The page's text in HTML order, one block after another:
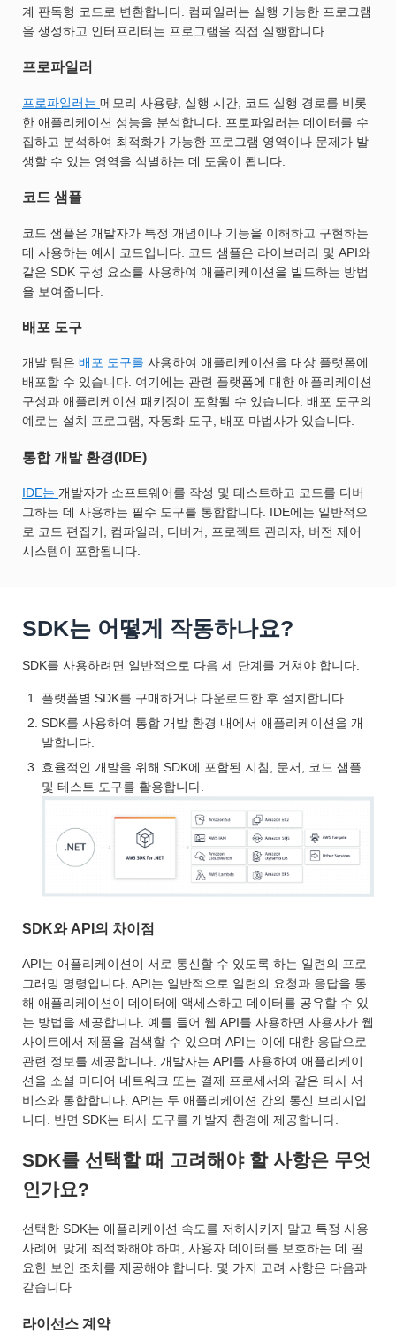
계 판독형 코드로 변환합니다. 컴파일러는 실행 가능한 프로그램
을 생성하고 인터프리터는 프로그램을 직접 실행합니다.
프로파일러
프로파일러는 메모리 사용량, 실행 시간, 코드 실행 경로를 비롯
한 애플리케이션 성능을 분석합니다. 프로파일러는 데이터를 수
집하고 분석하여 최적화가 가능한 프로그램 영역이나 문제가 발
생할 수 있는 영역을 식별하는 데 도움이 됩니다.
코드 샘플
코드 샘플은 개발자가 특정 개념이나 기능을 이해하고 구현하는
데 사용하는 예시 코드입니다. 코드 샘플은 라이브러리 및 API와
같은 SDK 구성 요소를 사용하여 애플리케이션을 빌드하는 방법
을 보여줍니다.
배포 도구
개발 팀은 배포 도구를 사용하여 애플리케이션을 대상 플랫폼에
배포할 수 있습니다. 여기에는 관련 플랫폼에 대한 애플리케이션
구성과 애플리케이션 패키징이 포함될 수 있습니다. 배포 도구의
예로는 설치 프로그램, 자동화 도구, 배포 마법사가 있습니다.
통합 개발 환경(IDE)
IDE는 개발자가 소프트웨어를 작성 및 테스트하고 코드를 디버
그하는 데 사용하는 필수 도구를 통합합니다. IDE에는 일반적으
로 코드 편집기, 컴파일러, 디버거, 프로젝트 관리자, 버전 제어
시스템이 포함됩니다.
SDK는 어떻게 작동하나요?
SDK를 사용하려면 일반적으로 다음 세 단계를 거쳐야 합니다.
플랫폼별 SDK를 구매하거나 다운로드한 후 설치합니다.
SDK를 사용하여 통합 개발 환경 내에서 애플리케이션을 개
발합니다.
효율적인 개발을 위해 SDK에 포함된 지침, 문서, 코드 샘플
및 테스트 도구를 활용합니다.
SDK와 API의 차이점
API는 애플리케이션이 서로 통신할 수 있도록 하는 일련의 프로
그래밍 명령입니다. API는 일반적으로 일련의 요청과 응답을 통
해 애플리케이션이 데이터에 액세스하고 데이터를 공유할 수 있
는 방법을 제공합니다. 예를 들어 웹 API를 사용하면 사용자가 웹
사이트에서 제품을 검색할 수 있으며 API는 이에 대한 응답으로
관련 정보를 제공합니다. 개발자는 API를 사용하여 애플리케이
션을 소셜 미디어 네트워크 또는 결제 프로세서와 같은 타사 서
비스와 통합합니다. API는 두 애플리케이션 간의 통신 브리지입
니다. 반면 SDK는 타사 도구를 개발자 환경에 제공합니다.
SDK를 선택할 때 고려해야 할 사항은 무엇
인가요?
선택한 SDK는 애플리케이션 속도를 저하시키지 말고 특정 사용
사례에 맞게 최적화해야 하며, 사용자 데이터를 보호하는 데 필
요한 보안 조치를 제공해야 합니다. 몇 가지 고려 사항은 다음과
같습니다.
라이선스 계약